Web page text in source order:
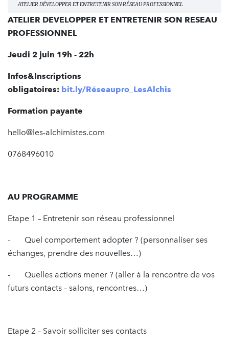
ATELIER DÉVELOPPER ET ENTRETENIR SON RÉSEAU PROFESSIONNEL
ATELIER DEVELOPPER ET ENTRETENIR SON RESEAU
PROFESSIONNEL
Jeudi 2 juin 19h - 22h
Infos&Inscriptions
obligatoires: bit.ly/Réseaupro_LesAlchis
Formation payante
hello@les-alchimistes.com
0768496010
AU PROGRAMME
Etape 1 – Entretenir son réseau professionnel
- Quel comportement adopter ? (personnaliser ses
échanges, prendre des nouvelles…)
- Quelles actions mener ? (aller à la rencontre de vos
futurs contacts – salons, rencontres…)
Etape 2 – Savoir solliciter ses contacts